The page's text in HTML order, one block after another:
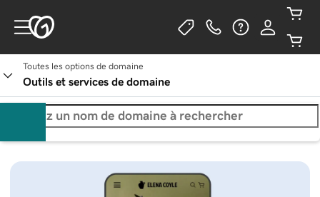
Toutes les options de domaine
Outils et services de domaine